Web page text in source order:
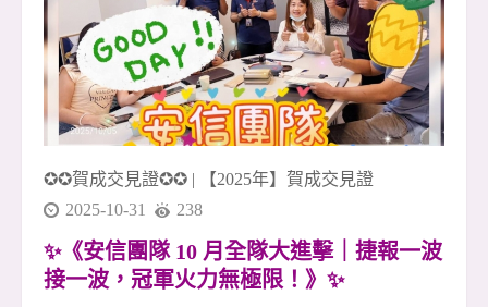
理協助 #感謝教部文治經理協助 #感謝迦南許代書
協辦 #感謝最強安信團隊夥伴互助合作 #土城最強
住商大家八店百多人聯賣團隊 這不是個人戰，這
是屬於「我們」的火力！ 真正的冠軍團隊，就是
這樣一路拚、一同贏！🔥🏆
✪✪賀成交見證✪✪ |
【2025年】賀成交見證
2025-10-31
238
✨《安信團隊 10 月全隊大進擊｜捷報一波
接一波，冠軍火力無極限！》✨